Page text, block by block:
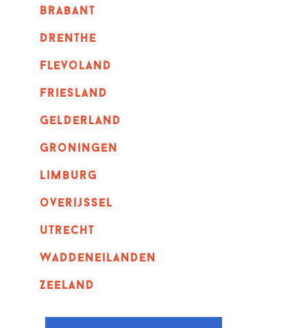
Brabant
Drenthe
Flevoland
Friesland
Gelderland
Groningen
Limburg
overijssel
utrecht
Waddeneilanden
Zeeland